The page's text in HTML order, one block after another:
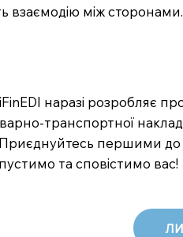
взаємодію між сторонами.
наразі розробляє
транспортної
першими до
та сповістимо вас!